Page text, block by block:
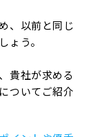
、以前と同じ
ょう。
貴社が求める
ついてご紹介